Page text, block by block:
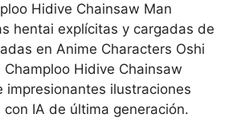
Hidive Chainsaw Man
hentai explícitas y cargadas de
en Anime Characters Oshi
Champloo Hidive Chainsaw
impresionantes ilustraciones
IA de última generación.